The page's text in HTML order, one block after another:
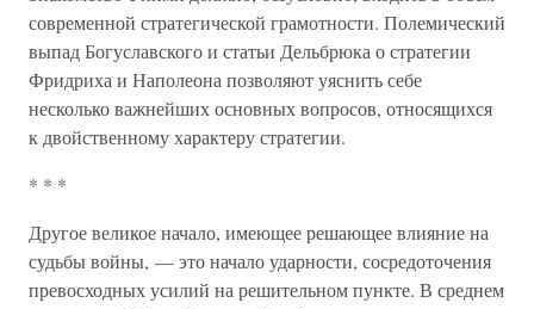
современной стратегической грамотности. Полемический
выпад Богуславского и статьи Дельбрюка о стратегии
Фридриха и Наполеона позволяют уяснить себе
несколько важнейших основных вопросов, относящихся
к двойственному характеру стратегии.
* * *
Другое великое начало, имеющее решающее влияние на
судьбы войны, — это начало ударности, сосредоточения
превосходных усилий на решительном пункте. В среднем